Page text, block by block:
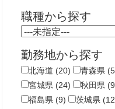
職種から探す
勤務地から探す
北海道 (20) 青森県
宮城県 (24)
秋田県
福島県 (9)
茨城県